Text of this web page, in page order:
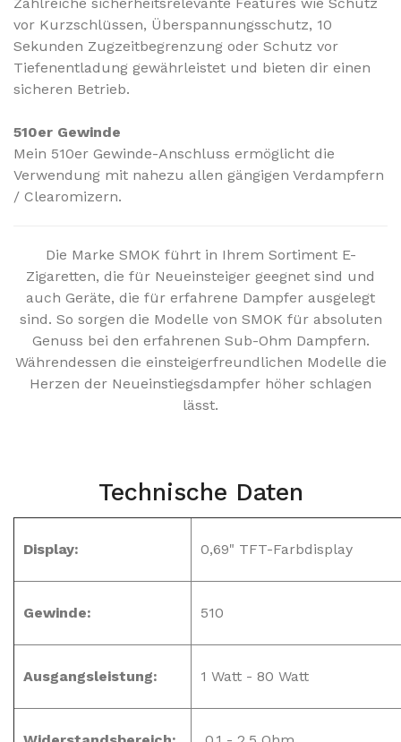
vor Kurzschlüssen, Überspannungsschutz, 10
Sekunden Zugzeitbegrenzung oder Schutz vor
Tiefenentladung gewährleistet und bieten dir einen
sicheren Betrieb.
510er Gewinde
Mein 510er Gewinde-Anschluss ermöglicht die
Verwendung mit nahezu allen gängigen Verdampfern
/ Clearomizern.
Die Marke SMOK führt in Ihrem Sortiment E-
Zigaretten, die für Neueinsteiger geegnet sind und
auch Geräte, die für erfahrene Dampfer ausgelegt
sind. So sorgen die Modelle von SMOK für absoluten
Genuss bei den erfahrenen Sub-Ohm Dampfern.
Währendessen die einsteigerfreundlichen Modelle die
Herzen der Neueinstiegsdampfer höher schlagen
lässt.
Technische Daten
Display: 0,69" TFT-Farbdisplay
Gewinde: 510
Ausgangsleistung: 1 Watt - 80 Watt